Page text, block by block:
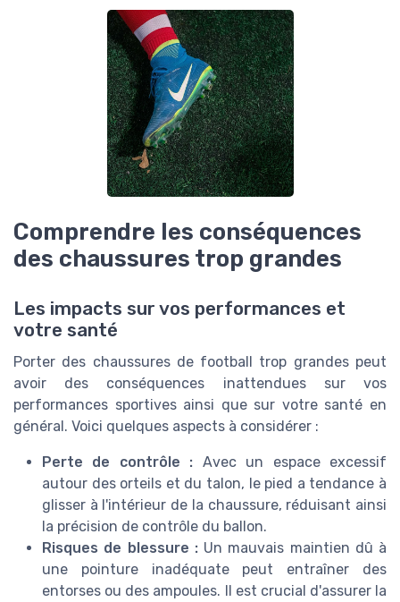
Comprendre les conséquences
des chaussures trop grandes
Les impacts sur vos performances et
votre santé
Porter des chaussures de football trop grandes peut
avoir des conséquences inattendues sur vos
performances sportives ainsi que sur votre santé en
général. Voici quelques aspects à considérer :
Perte de contrôle : Avec un espace excessif
autour des orteils et du talon, le pied a tendance à
glisser à l'intérieur de la chaussure, réduisant ainsi
la précision de contrôle du ballon.
Risques de blessure :Un mauvais maintien dû à
une pointure inadéquate peut entraîner des
entorses ou des ampoules. Il est crucial d'assurer la